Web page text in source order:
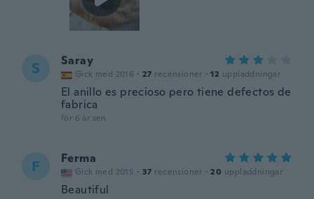
S Saray
Gick med 2016 · 27 recensioner · 12 uppladdningar
El anillo es precioso pero tiene defectos de
fabrica
för 6 år sen
F Ferma
Gick med 2015 · 37 recensioner · 20 uppladdningar
Beautiful